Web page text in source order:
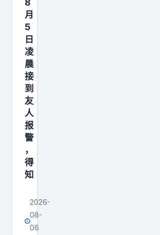
8
月
5
日
凌
晨
接
到
友
人
报
警
，
得
知
2026-
08-
06